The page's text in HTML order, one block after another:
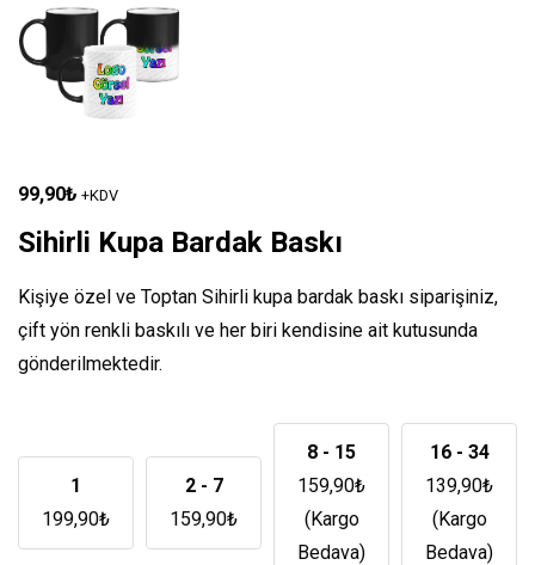
99,90₺ +KDV
Sihirli Kupa Bardak Baskı
Kişiye özel ve Toptan Sihirli kupa bardak baskı siparişiniz,
çift yön renkli baskılı ve her biri kendisine ait kutusunda
gönderilmektedir.
1
199,90₺
2 - 7
159,90₺
8 - 15
159,90₺
(Kargo
Bedava)
16 - 34
139,90₺
(Kargo
Bedava)